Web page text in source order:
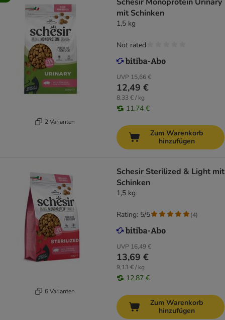
2 Varianten
mit Schinken
1,5 kg
UVP 15,66 €
12,49 €
8,33 € / kg
11,74 €
Not rated
Zum Warenkorb
hinzufügen
6 Varianten
Schesir Sterilized & Light mit
Schinken
1,5 kg
UVP 16,49 €
13,69 €
9,13 € / kg
12,87 €
Rating: 5/5 (4)
Zum Warenkorb
hinzufügen